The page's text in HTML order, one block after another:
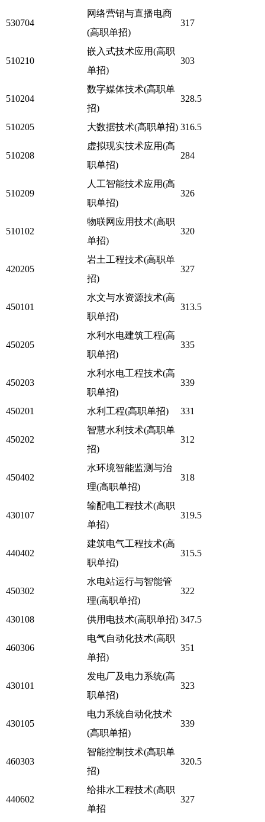
530704
网络营销与直播电商
(高职单招)
317
510210
嵌入式技术应用(高职
单招)
303
510204
数字媒体技术(高职单
招)
328.5
510205 大数据技术(高职单招) 316.5
510208
虚拟现实技术应用(高
职单招)
284
510209
人工智能技术应用(高
职单招)
326
510102
物联网应用技术(高职
单招)
320
420205
岩土工程技术(高职单
招)
327
450101
水文与水资源技术(高
职单招)
313.5
450205
水利水电建筑工程(高
职单招)
335
450203
水利水电工程技术(高
职单招)
339
450201 水利工程(高职单招) 331
450202
智慧水利技术(高职单
招)
312
450402
水环境智能监测与治
理(高职单招)
318
430107
输配电工程技术(高职
单招)
319.5
440402
建筑电气工程技术(高
职单招)
315.5
450302
水电站运行与智能管
理(高职单招)
322
430108 供用电技术(高职单招) 347.5
460306
电气自动化技术(高职
单招)
351
430101
发电厂及电力系统(高
职单招)
323
430105
电力系统自动化技术
(高职单招)
339
460303
智能控制技术(高职单
招)
320.5
440602
给排水工程技术(高职
单招
327